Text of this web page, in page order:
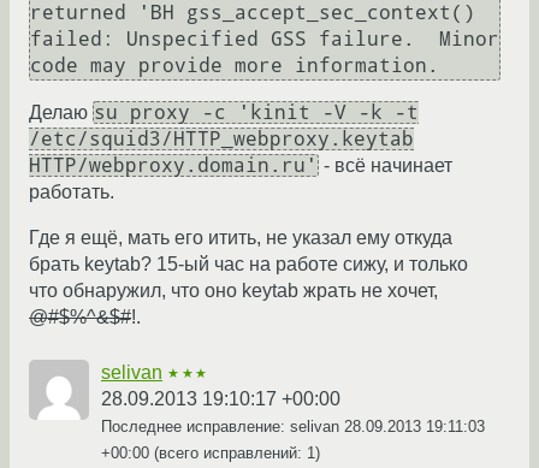
returned 'BH gss_accept_sec_context()
failed: Unspecified GSS failure.  Minor
Делаю su proxy -c 'kinit -V -k -t
/etc/squid3/HTTP_webproxy.keytab
HTTP/webproxy.domain.ru' - всё начинает
работать.
Где я ещё, мать его итить, не указал ему откуда
брать keytab? 15-ый час на работе сижу, и только
что обнаружил, что оно keytab жрать не хочет,
@#$%^&$#!.
selivan ★★★
28.09.2013 19:10:17 +00:00
Последнее исправление: selivan 28.09.2013 19:11:03
+00:00 (всего исправлений: 1)